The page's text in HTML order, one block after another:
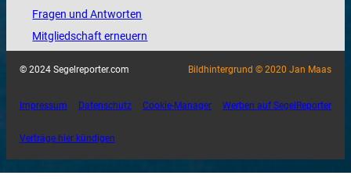
Fragen und Antworten
Mitgliedschaft erneuern
© 2024 Segelreporter.com Bildhintergrund © 2020 Jan Maas
Impressum Datenschutz Cookie-Manager Werben auf SegelReporter
Verträge hier kündigen